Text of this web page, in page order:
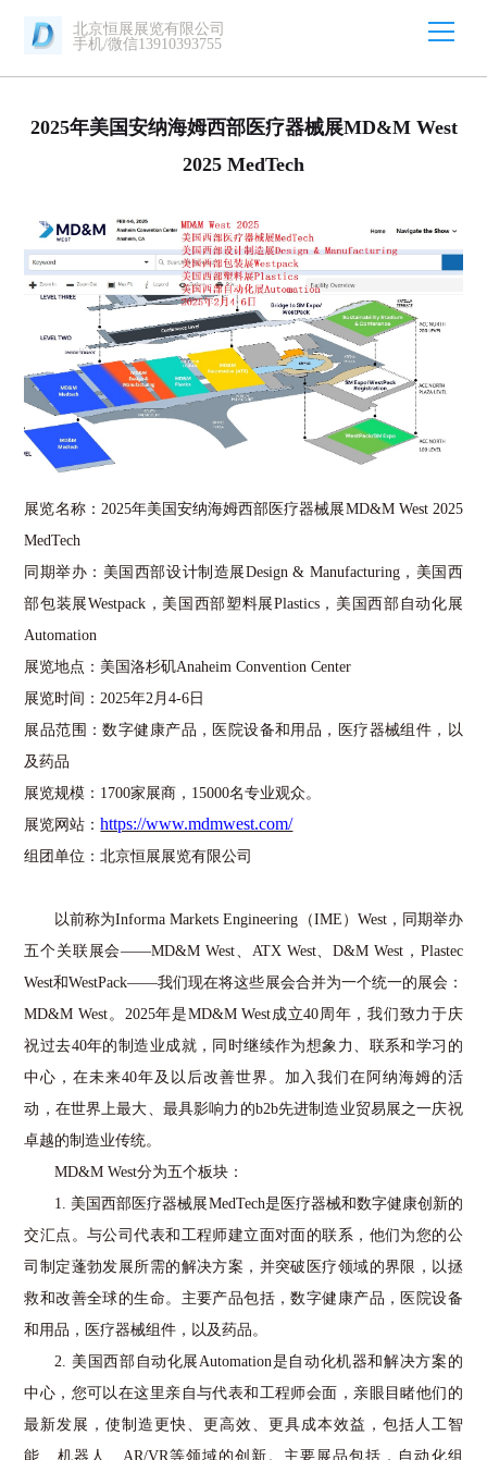
北京恒展展览有限公司
手机/微信13910393755
2025年美国安纳海姆西部医疗器械展MD&M West
2025 MedTech
展览名称： 2025年美国安纳海姆西部医疗器械展MD&M West 2025
MedTech
同期举办：美国西部设计制造展Design & Manufacturing，美国西
部包装展Westpack ，美国西部塑料展Plastics，美国西部自动化展
Automation
展览地点：美国洛杉矶Anaheim Convention Center
展览时间： 2025年2 月4-6日
展品范围：数字健康产品，医院设备和用品，医疗器械组件，以
及药品
展览规模： 1700家展商， 15000名专业观众。
展览网站：https://www.mdmwest.com/
组团单位：北京恒展展览有限公司
以前称为Informa Markets Engineering （IME ） West，同期举办
五个关联展会——MD&M West ATX West、D&M West， Plastec
West和WestPack——我们现在将这些展会合并为一个统一的展会：
MD&M West 。 2025年是MD&M West成立40 周年，我们致力于庆
祝过去40年的制造业成就，同时继续作为想象力、联系和学习的
中心，在未来40年及以后改善世界。加入我们在阿纳海姆的活
动，在世界上最大、最具影响力的b2b先进制造业贸易展之一庆祝
卓越的制造业传统。
MD&M West分为五个板块：
1. 美国西部医疗器械展MedTech是医疗器械和数字健康创新的
交汇点。与公司代表和工程师建立面对面的联系，他们为您的公
司制定蓬勃发展所需的解决方案，并突破医疗领域的界限，以拯
救和改善全球的生命。主要产品包括，数字健康产品，医院设备
和用品，医疗器械组件，以及药品。
2. 美国西部自动化展 Automation是自动化机器和解决方案的
中心，您可以在这里亲自与代表和工程师会面，亲眼目睹他们的
最新发展，使制造更快、更高效、更具成本效益，包括人工智
能、机器人、 AR/VR等领域的创新。主要展品包括，自动化组